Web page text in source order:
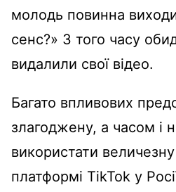
молодь повинна
сенс?» З того часу
видалили свої відео.
Багато впливових
злагоджену, а часом і
використати
платформі TikTok у